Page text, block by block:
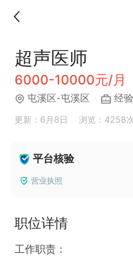
超声医师
6000-10000元/月
屯溪区-屯溪区 经
更新：6月8日 浏览：4258
平台核验
营业执照
职位详情
工作职责：